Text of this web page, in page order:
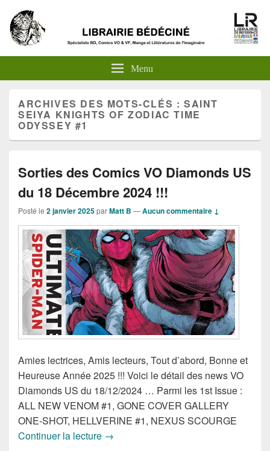
Menu
ARCHIVES DES MOTS-CLÉS :SAINT
SEIYA KNIGHTS OF ZODIAC TIME
ODYSSEY #1
Sorties des Comics VO Diamonds US
du 18 Décembre 2024 !!!
Posté le 2 janvier 2025parMatt B —Aucun commentaire ↓
Amies lectrices, Amis lecteurs, Tout d’abord, Bonne et
Heureuse Année 2025 !!! Voici le détail des news VO
Diamonds US du 18/12/2024 … Parmi les 1st Issue :
ALL NEW VENOM #1, GONE COVER GALLERY
ONE-SHOT, HELLVERINE #1, NEXUS SCOURGE
Continuer la lecture Sorties des Comics VO Diamonds US
→